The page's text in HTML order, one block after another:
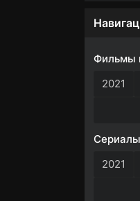
Фильмы
2021
2021